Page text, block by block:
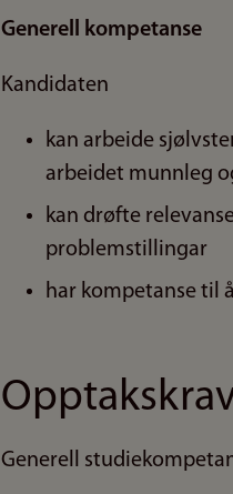
Generell kompetanse
Kandidaten
kan arbeide
arbeidet munnleg
kan drøfte
problemstillingar
har kompetanse til
Generell